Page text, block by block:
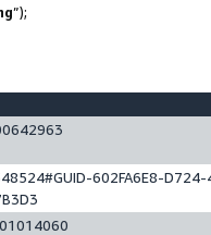
”);
602FA6E8-